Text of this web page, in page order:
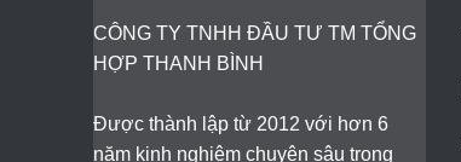
CÔNG TY TNHH ĐẦU TƯ TM TỔNG
HỢP THANH BÌNH
Được thành lập từ 2012 với hơn 6
năm kinh nghiệm chuyên sâu trong